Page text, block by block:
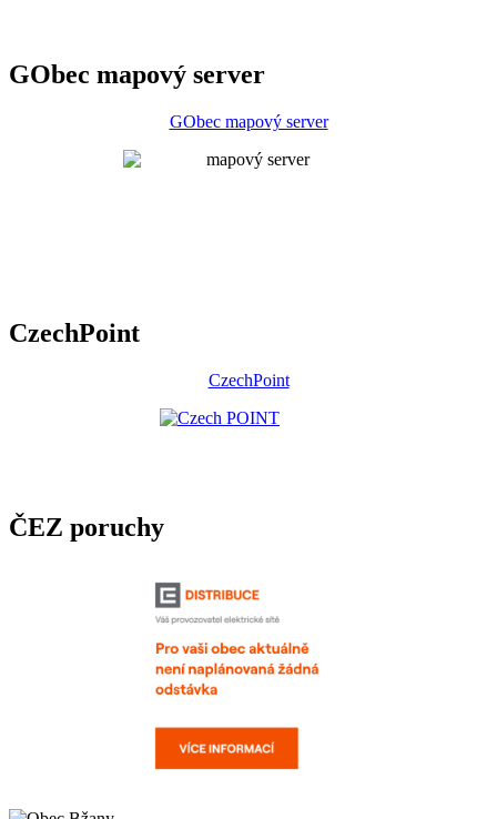
GObec mapový server
GObec mapový server
CzechPoint
CzechPoint
ČEZ poruchy